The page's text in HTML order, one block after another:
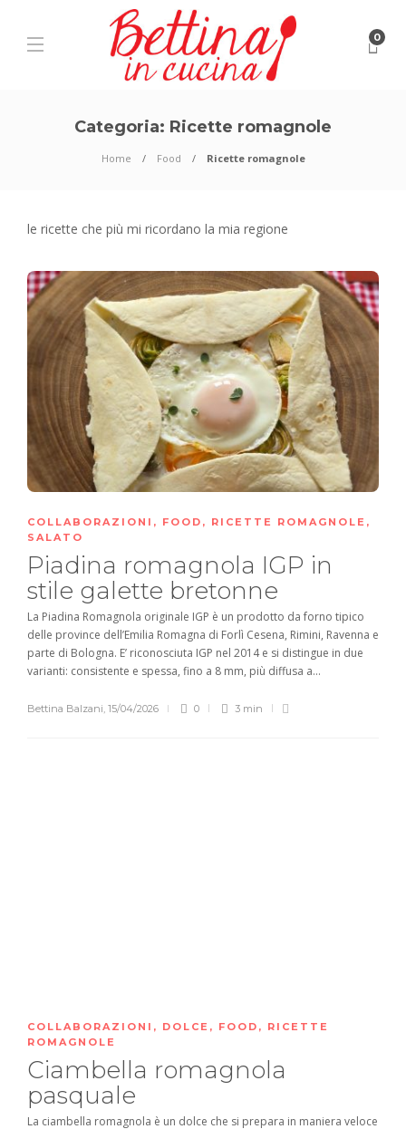
0
Categoria: Ricette romagnole
Home Food Ricette romagnole
le ricette che più mi ricordano la mia regione
COLLABORAZIONI , FOOD , RICETTE ROMAGNOLE ,
SALATO
Piadina romagnola IGP in
stile galette bretonne
La Piadina Romagnola originale IGP è un prodotto da forno tipico
delle province dell’Emilia Romagna di Forlì Cesena, Rimini, Ravenna e
parte di Bologna. E’ riconosciuta IGP nel 2014 e si distingue in due
varianti: consistente e spessa, fino a 8 mm, più diffusa a...
Bettina Balzani, 15/04/2026 0 3 min
COLLABORAZIONI , DOLCE , FOOD , RICETTE
ROMAGNOLE
Ciambella romagnola
pasquale
La ciambella romagnola è un dolce che si prepara in maniera veloce